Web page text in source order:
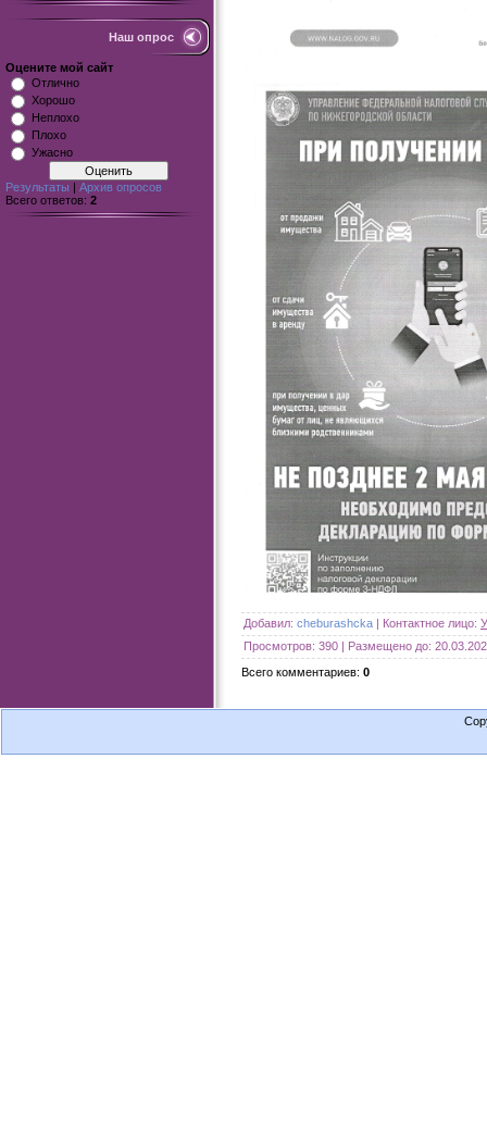
Наш опрос
Оцените мой сайт
Отлично
Хорошо
Неплохо
Плохо
Ужасно
Результаты | Архив опросов
Всего ответов: 2
Добавил: cheburashcka | Контактное лицо:
Просмотров: 390 | Размещено до:
Всего комментариев: 0